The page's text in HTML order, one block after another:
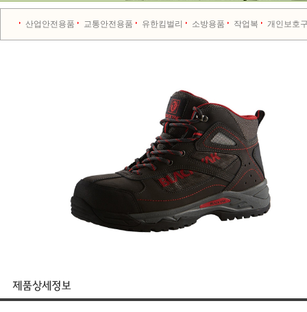
산업안전용품 교통안전용품 유한킴벌리 소방용품 작업복 개인보호